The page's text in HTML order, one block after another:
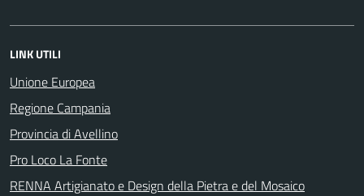
LINK UTILI
Unione Europea
Regione Campania
Provincia di Avellino
Pro Loco La Fonte
RENNA Artigianato e Design della Pietra e del Mosaico